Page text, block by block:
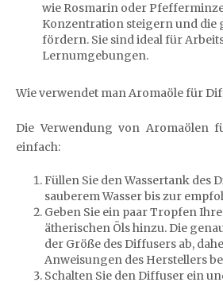
wie Rosmarin oder
Konzentration steigern und die
fördern. Sie sind ideal für
Lernumgebungen.
Wie verwendet man Aromaöle für
Die Verwendung von Aromaölen
einfach:
Füllen Sie den Wassertank des
sauberem Wasser bis zur
Geben Sie ein paar Tropfen
ätherischen Öls hinzu. Die
der Größe des Diffusers ab,
Anweisungen des Herstellers
Schalten Sie den Diffuser ein